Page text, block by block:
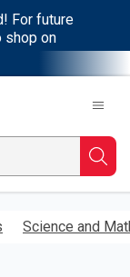
For future
shop on
Science and